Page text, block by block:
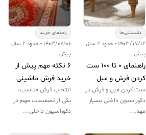
دانستنی‌ها
1403/07/12 - حدود 2 سال
پیش
راهنمای 0 تا 100 ست
کردن فرش و مبل
ست کردن مبل و فرش در
دکوراسیون داخلی بسیار
مهم...
راهنمای خرید
1403/07/06 - حدود 2 سال
پیش
6 نکته مهم پیش از
خرید فرش ماشینی
انتخاب فرش مناسب،
یکی از تصمیمات مهم در
دکوراسیون داخلی...